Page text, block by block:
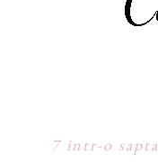
7 intr-o